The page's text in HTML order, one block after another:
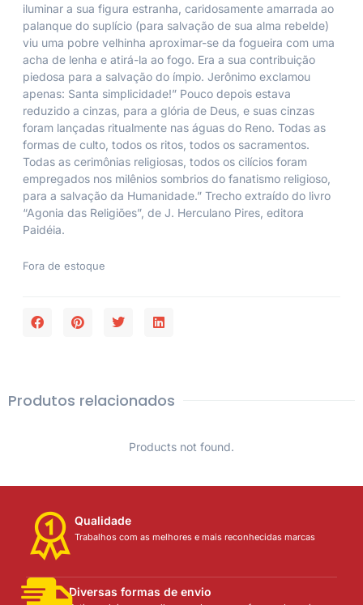
iluminar a sua figura estranha, caridosamente amarrada ao
palanque do suplício (para salvação de sua alma rebelde)
viu uma pobre velhinha aproximar-se da fogueira com uma
acha de lenha e atirá-la ao fogo. Era a sua contribuição
piedosa para a salvação do ímpio. Jerônimo exclamou
apenas: Santa simplicidade!” Pouco depois estava
reduzido a cinzas, para a glória de Deus, e suas cinzas
foram lançadas ritualmente nas águas do Reno. Todas as
formas de culto, todos os ritos, todos os sacramentos.
Todas as cerimônias religiosas, todos os cilícios foram
empregados nos milênios sombrios do fanatismo religioso,
para a salvação da Humanidade.” Trecho extraído do livro
“Agonia das Religiões”, de J. Herculano Pires, editora
Paidéia.
Fora de estoque
Produtos relacionados
Products not found.
Qualidade
Trabalhos com as melhores e mais reconhecidas marcas
Diversas formas de envio